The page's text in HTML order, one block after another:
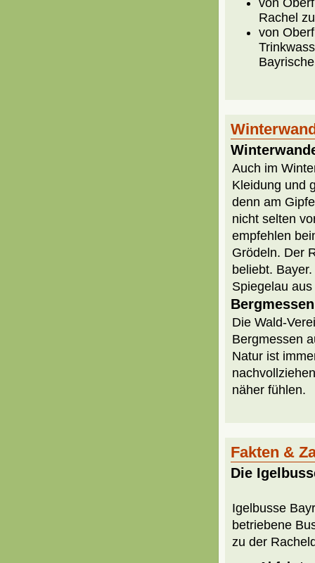
von
Rachel
von
Auch im
Kleidung und
denn am
nicht selten
empfehlen
Grödeln. Der
beliebt.
Spiegelau
Die Wald-
Bergmessen
Natur ist
näher fühlen.
Fakten &
Die
Igelbusse
betriebene
zu der